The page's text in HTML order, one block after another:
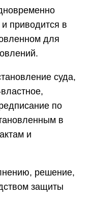
приводится в
для
суда,
по
в
и
решение,
защиты